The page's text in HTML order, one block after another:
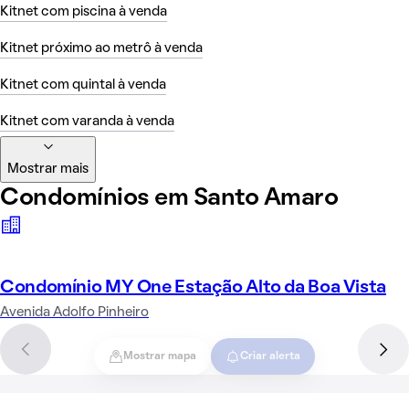
Mostrar mapa Criar alerta
Kitnet com piscina à venda
Kitnet próximo ao metrô à venda
Kitnet com quintal à venda
Kitnet com varanda à venda
Mostrar mais
Condomínios em Santo Amaro
Condomínio MY One Estação Alto da Boa Vista
Avenida Adolfo Pinheiro